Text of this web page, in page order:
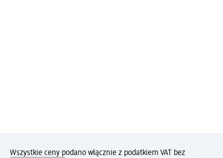
Wszystkie ceny podano włącznie z podatkiem VAT bez